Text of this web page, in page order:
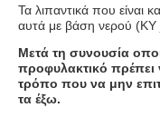
Τα λιπαντικά που είναι
αυτά με βάση νερού (KY
Μετά τη συνουσία
προφυλακτικό πρέπει
τρόπο που να μην
τα έξω.